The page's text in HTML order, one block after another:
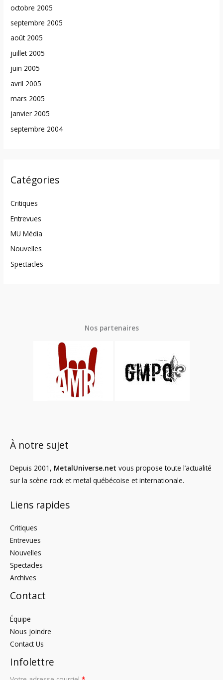
octobre 2005
septembre 2005
août 2005
juillet 2005
juin 2005
avril 2005
mars 2005
janvier 2005
septembre 2004
Catégories
Critiques
Entrevues
MU Média
Nouvelles
Spectacles
Nos partenaires
À notre sujet
Depuis 2001, MetalUniverse.net vous propose toute l’actualité
sur la scène rock et metal québécoise et internationale.
Liens rapides
Critiques
Entrevues
Nouvelles
Spectacles
Archives
Contact
Équipe
Nous joindre
Contact Us
Infolettre